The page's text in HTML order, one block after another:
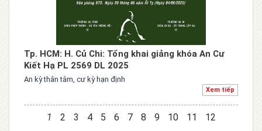
Tp. HCM: H. Củ Chi: Tổng khai giảng khóa An Cư
Kiết Hạ PL 2569 DL 2025
An kỳ thân tâm, cư kỳ hạn định
Xem tiếp
1 2 3 4 5 6 7 8 9 10 11 12